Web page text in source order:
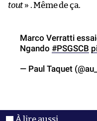
tout» . Même de ça.
Marco Verratti
Ngando #PSGSCB
— Paul Taquet